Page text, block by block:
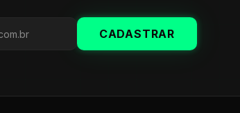
CADASTRAR